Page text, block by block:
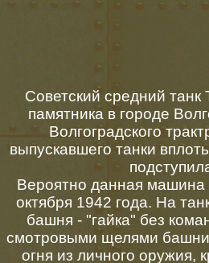
Советский средний
памятника в городе
Волгоградского
выпускавшего танки
Вероятно данная
октября 1942 года. На
башня - "гайка" без
смотровыми щелями башни
огня из личного